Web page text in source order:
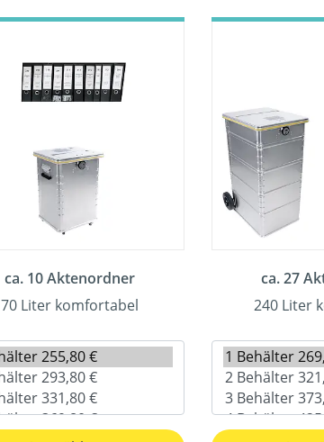
ca. 10 Aktenordner
70 Liter komfortabel
ca. 27
240 Liter